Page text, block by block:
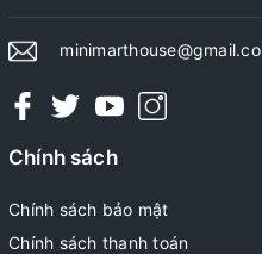
Chính sách
Chính sách bảo mật
Chính sách thanh toán